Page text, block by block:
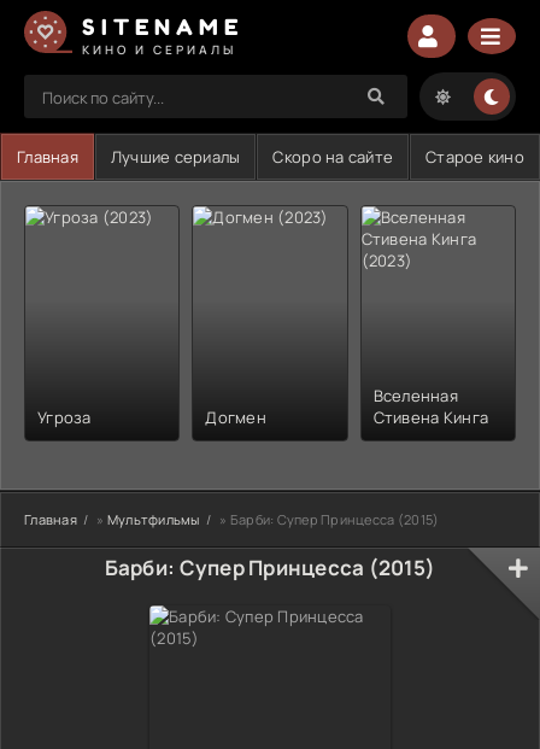
SITENAME
КИНО И СЕРИАЛЫ
Главная Лучшие сериалы Скоро на сайте Старое кино
Угроза Догмен
Вселенная
Стивена Кинга
Главная » Мультфильмы » Барби: Супер Принцесса (2015)
Барби: Супер Принцесса (2015)